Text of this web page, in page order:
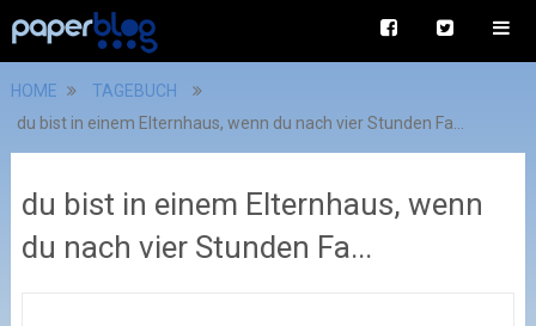
HOME
TAGEBUCH
du bist in einem Elternhaus, wenn du nach vier Stunden Fa...
du bist in einem Elternhaus, wenn
du nach vier Stunden Fa...